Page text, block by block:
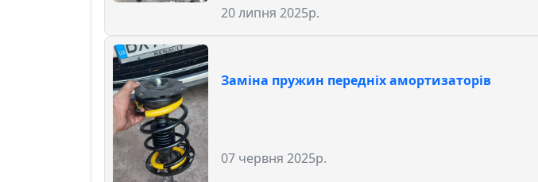
20 липня 2025р.
Заміна пружин передніх амортизаторів
07 червня 2025р.